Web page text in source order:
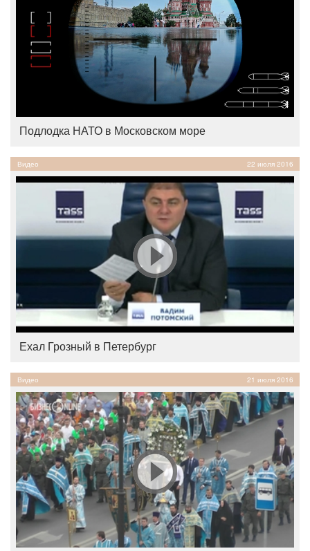
Подлодка НАТО в Московском море
Видео 22 июля 2016
Ехал Грозный в Петербург
Видео 21 июля 2016